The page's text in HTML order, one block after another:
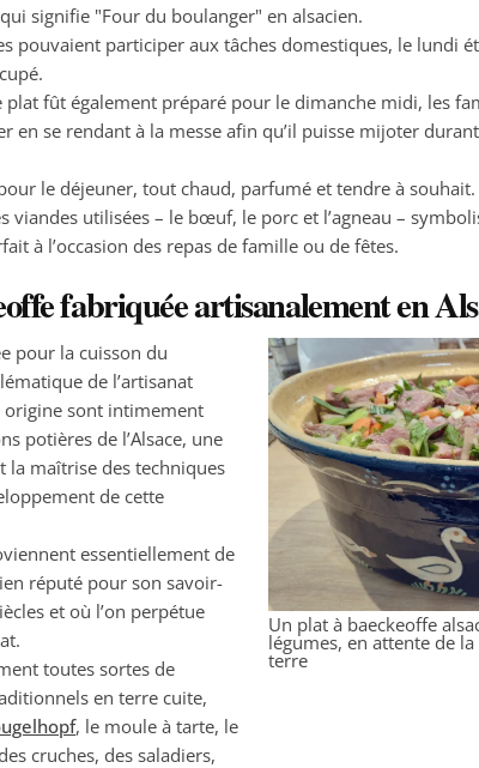
signifie "Four du boulanger" en alsacien.
pouvaient participer aux tâches domestiques, le lundi
plat fût également préparé pour le dimanche midi, les
en se rendant à la messe afin qu’il puisse mijoter
le déjeuner, tout chaud, parfumé et tendre à souhait.
viandes utilisées – le bœuf, le porc et l’agneau –
à l’occasion des repas de famille ou de fêtes.
fabriquée artisanalement en
pour la cuisson du
de l’artisanat
origine sont intimement
potières de l’Alsace, une
la maîtrise des techniques
de cette
essentiellement de
réputé pour son savoir-
et où l’on perpétue
toutes sortes de
en terre cuite,
, le moule à tarte, le
cruches, des saladiers,
Un plat à baeckeoffe
légumes, en attente de
terre